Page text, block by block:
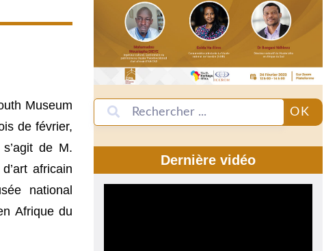
Museum
de février,
de M.
africain
national
Afrique du
OK
Dernière vidéo